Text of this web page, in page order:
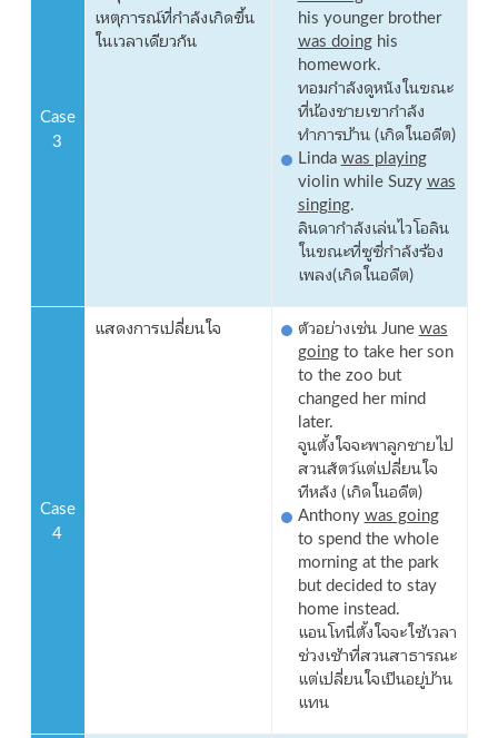
Case
3
เหตุการณ์ที่กำลังเกิดขึ้น
ในเวลาเดียวกัน
his younger brother
was doinghis
homework.
ทอมกำลังดูหนังในขณะ
ที่น้องชายเขากำลัง
ทำการบ้าน (เกิดในอดีต)
Linda was playing
violin while Suzy was
singing.
ลินดากำลังเล่นไวโอลิน
ในขณะที่ซูซี่กำลังร้อง
เพลง(เกิดในอดีต)
Case
4
แสดงการเปลี่ยนใจ ตัวอย่างเช่น June was
goingto take her son
to the zoo but
changed her mind
later.
จูนตั้งใจจะพาลูกชายไป
สวนสัตว์แต่เปลี่ยนใจ
ทีหลัง (เกิดในอดีต)
Anthony was going
to spend the whole
morning at the park
but decided to stay
home instead.
แอนโทนี่ตั้งใจจะใช้เวลา
ช่วงเช้าที่สวนสาธารณะ
แต่เปลี่ยนใจเป็นอยู่บ้าน
แทน